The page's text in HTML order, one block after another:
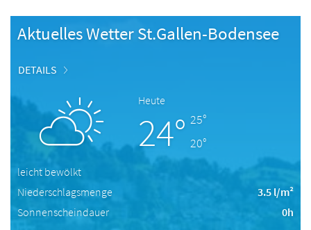
Aktuelles Wetter St.Gallen-Bodensee
DETAILS
Heute
24° 25°
20°
leicht bewölkt
Niederschlagsmenge
3.5 l/m²
Sonnenscheindauer
0h